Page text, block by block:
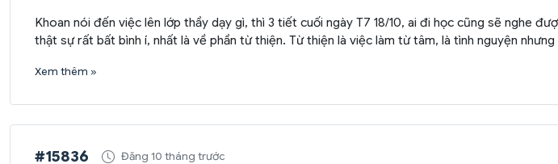
Khoan nói đến việc lên lớp thầy dạy gì, thì 3 tiết cuối ngày T7 18/10, ai đi học cũng sẽ nghe
thật sự rất bất bình í, nhất là về phần từ thiện. Từ thiện là việc làm từ tâm, là tình nguyện
Xem thêm »
#15836
Đăng 10 tháng trước